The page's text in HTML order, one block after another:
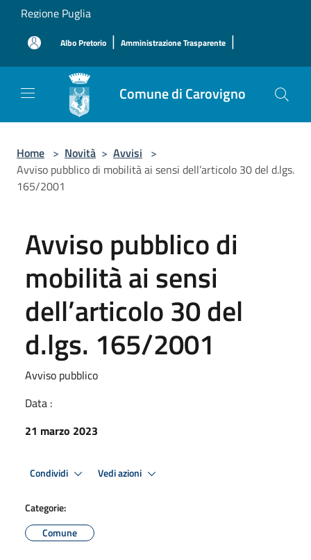
Salta al contenuto principale
Regione Puglia
Albo Pretorio | Amministrazione Trasparente |
Comune di Carovigno
Home > Novità > Avvisi >
Avviso pubblico di mobilità ai sensi dell’articolo 30 del d.lgs.
165/2001
Avviso pubblico di
mobilità ai sensi
dell’articolo 30 del
d.lgs. 165/2001
Avviso pubblico
Data :
21 marzo 2023
Condividi Vedi azioni
Categorie:
Comune